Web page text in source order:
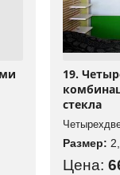
19.
стекла
Размер:
Цена: